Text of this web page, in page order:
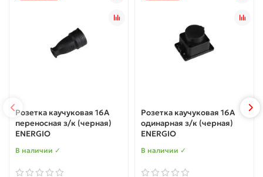
Розетка каучуковая 16А
переносная з/к (черная)
ENERGIO
В наличии ✓
Розетка каучуковая 16А
одинарная з/к (черная)
ENERGIO
В наличии ✓